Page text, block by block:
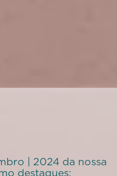
| 2024 da nossa
destaques: